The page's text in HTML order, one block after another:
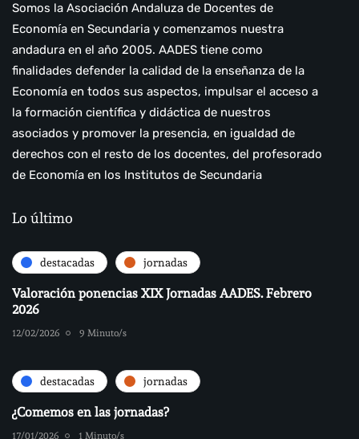
Somos la Asociación Andaluza de Docentes de
Economía en Secundaria y comenzamos nuestra
andadura en el año 2005. AADES tiene como
finalidades defender la calidad de la enseñanza de la
Economía en todos sus aspectos, impulsar el acceso a
la formación científica y didáctica de nuestros
asociados y promover la presencia, en igualdad de
derechos con el resto de los docentes, del profesorado
de Economía en los Institutos de Secundaria
Lo último
destacadas jornadas
Valoración ponencias XIX Jornadas AADES. Febrero
2026
12/02/2026 9 Minuto/s
destacadas jornadas
¿Comemos en las jornadas?
17/01/2026 1 Minuto/s